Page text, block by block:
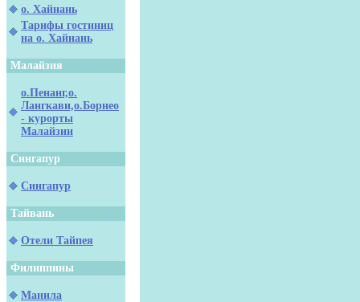
о. Хайнань
Тарифы гостиниц
на о. Хайнань
Малайзия
о.Пенанг,о.
Лангкави,о.Борнео
- курорты
Малайзии
Сингапур
Сингапур
Тайвань
Отели Тайпея
Филиппины
Манила